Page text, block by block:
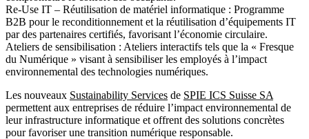
Re-Use IT – Réutilisation de matériel informatique : Programme
B2B pour le reconditionnement et la réutilisation d’équipements IT
par des partenaires certifiés, favorisant l’économie circulaire.
Ateliers de sensibilisation : Ateliers interactifs tels que la « Fresque
du Numérique » visant à sensibiliser les employés à l’impact
environnemental des technologies numériques.
Les nouveaux Sustainability Services de SPIE ICS Suisse SA
permettent aux entreprises de réduire l’impact environnemental de
leur infrastructure informatique et offrent des solutions concrètes
pour favoriser une transition numérique responsable.